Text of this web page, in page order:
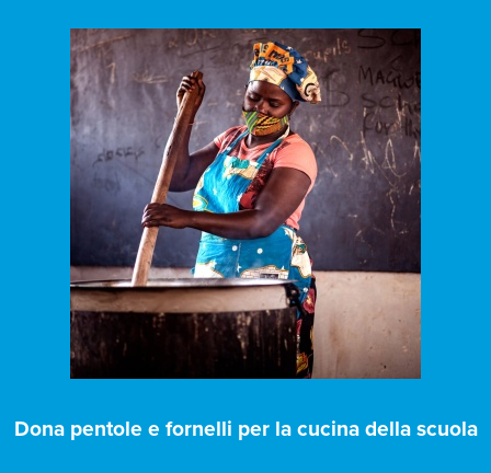
Dona pentole e fornelli per la cucina della scuola